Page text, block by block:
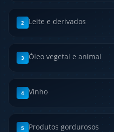
2 Leite e derivados
3 Óleo vegetal e animal
4 Vinho
5 Produtos gordurosos